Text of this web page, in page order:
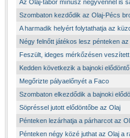
Az Olaj-tábor mínusz negyvennél is
Szombaton kezdődik az Olaj-Pécs
A harmadik helyért folytathatja az
Négy felnőtt játékos lesz pénteken
Feszült, ideges mérkőzésen
Kedden következik a bajnoki
Megőrizte pályaelőnyét a Faco
Szombaton elkezdődik a bajnoki
Söpréssel jutott elődöntőbe az Olaj
Pénteken lezárhatja a párharcot az
Pénteken négy közé juthat az Olaj a